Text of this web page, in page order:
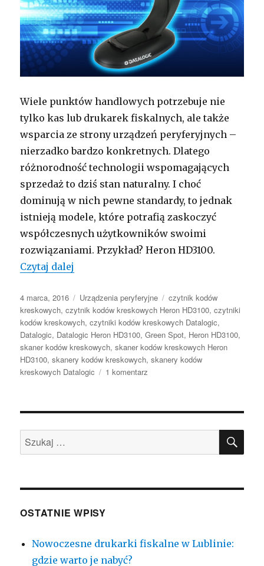
Wiele punktów handlowych potrzebuje nie
tylko kas lub drukarek fiskalnych, ale także
wsparcia ze strony urządzeń peryferyjnych –
nierzadko bardzo konkretnych. Dlatego
różnorodność technologii wspomagających
sprzedaż to dziś stan naturalny. I choć
dominują w nich pewne standardy, to jednak
istnieją modele, które potrafią zaskoczyć
współczesnych użytkowników swoimi
rozwiązaniami. Przykład? Heron HD3100.
Czytaj dalej
Opublikowano
4 marca, 2016 Kategorie
Urządzenia peryferyjne Tagi
czytnik kodów
kreskowych,czytnik kodów kreskowych Heron HD3100,czytniki
kodów kreskowych,czytniki kodów kreskowych Datalogic,
Datalogic, Datalogic Heron HD3100,Green Spot, Heron HD3100,
skaner kodów kreskowych,skaner kodów kreskowych Heron
HD3100,skanery kodów kreskowych,skanery kodów
kreskowych Datalogic
1 komentarz
inny
wszystkie
Datalogic
Szukaj:
OSTATNIE WPISY
Nowoczesne drukarki fiskalne w Lublinie:
gdzie warto je nabyć?